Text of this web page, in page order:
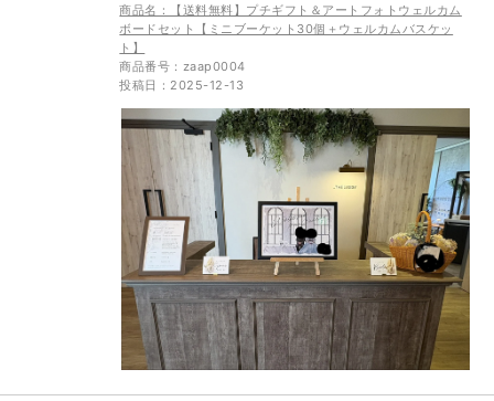
商品名：【送料無料】プチギフト＆アートフォトウェルカム
ボードセット【ミニブーケット30個＋ウェルカムバスケッ
ト】
商品番号：zaap0004
投稿日：2025-12-13